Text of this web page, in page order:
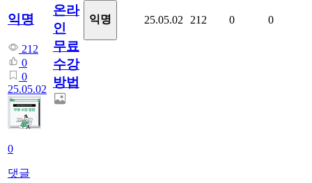
익명
212
0
0
25.05.02
0
댓글
온라
인
무료
수강
방법
익명 25.05.02 212 0 0